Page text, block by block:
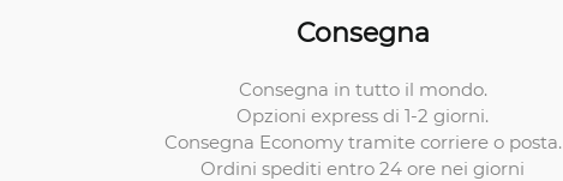
Consegna
Consegna in tutto il mondo.
Opzioni express di 1-2 giorni.
Consegna Economy tramite corriere o posta.
Ordini spediti entro 24 ore nei giorni